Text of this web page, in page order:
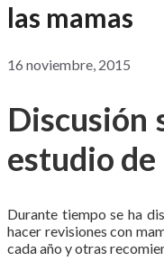
las mamas
16 noviembre, 2015
Discusión
estudio de
Durante tiempo se ha
hacer revisiones con
cada año y otras